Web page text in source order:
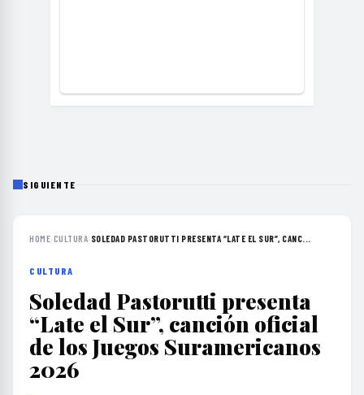
SIGUIENTE
HOME›CULTURA› SOLEDAD PASTORUTTI PRESENTA “LATE EL SUR”, CANC...
CULTURA
Soledad Pastorutti presenta
“Late el Sur”, canción oficial
de los Juegos Suramericanos
2026